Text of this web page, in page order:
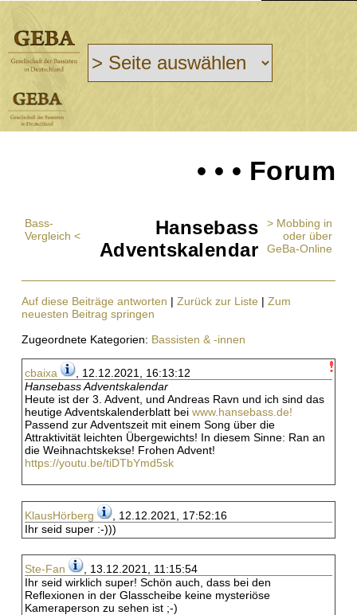
• • • Forum
Bass-
Vergleich <
Hansebass
Adventskalendar
> Mobbing in
oder über
GeBa-Online
Auf diese Beiträge antworten | Zurück zur Liste | Zum
neuesten Beitrag springen
Zugeordnete Kategorien: Bassisten & -innen
cbaixa
, 12.12.2021, 16:13:12
Hansebass Adventskalendar
Heute ist der 3. Advent, und Andreas Ravn und ich sind das
heutige Adventskalenderblatt bei www.hansebass.de!
Passend zur Adventszeit mit einem Song über die
Attraktivität leichten Übergewichts! In diesem Sinne: Ran an
die Weihnachtskekse! Frohen Advent!
https://youtu.be/tiDTbYmd5sk
KlausHörberg
, 12.12.2021, 17:52:16
Ihr seid super :-)))
Ste-Fan
, 13.12.2021, 11:15:54
Ihr seid wirklich super! Schön auch, dass bei den
Reflexionen in der Glasscheibe keine mysteriöse
Kameraperson zu sehen ist ;-)